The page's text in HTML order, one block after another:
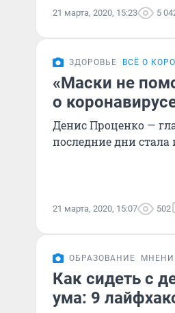
21 марта, 2020, 15:23 5
ЗДОРОВЬЕ ВСЁ О
«Маски не
о
Денис Проценко —
последние дни стала
21 марта, 2020, 15:07 502
ОБРАЗОВАНИЕ
Как сидеть с
ума: 9